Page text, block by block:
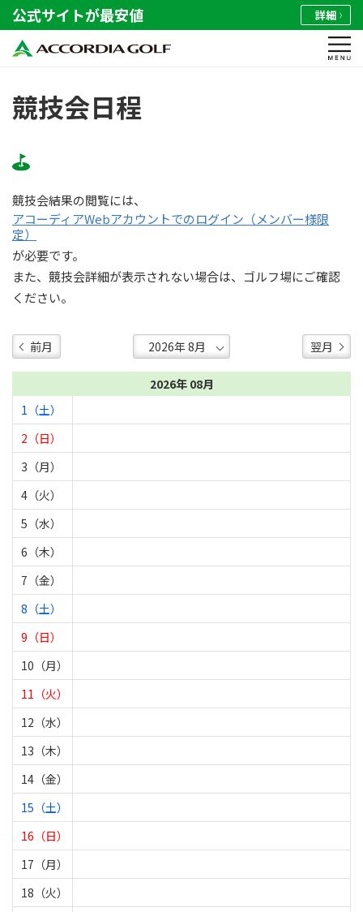
公式サイトが最安値 詳細
競技会日程
競技会結果の閲覧には、
アコーディアWebアカウントでのログイン（メンバー様限
定）
が必要です。
また、競技会詳細が表示されない場合は、ゴルフ場にご確認
ください。
前月 翌月
2026年 08月
1（土）
2（日）
3（月）
4（火）
5（水）
6（木）
7（金）
8（土）
9（日）
10（月）
11（火）
12（水）
13（木）
14（金）
15（土）
16（日）
17（月）
18（火）